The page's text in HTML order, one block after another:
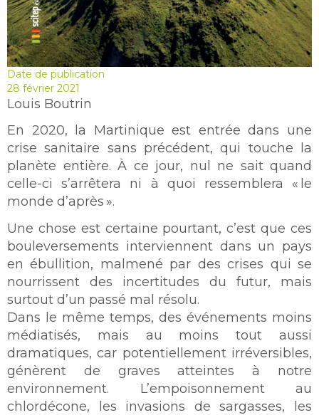
Date de publication
28 février 2021
Louis Boutrin
En 2020, la Martinique est entrée dans une
crise sanitaire sans précédent, qui touche la
planète entière. À ce jour, nul ne sait quand
celle-ci s’arrêtera ni à quoi ressemblera « le
monde d’après ».
Une chose est certaine pourtant, c’est que ces
bouleversements interviennent dans un pays
en ébullition, malmené par des crises qui se
nourrissent des incertitudes du futur, mais
surtout d’un passé mal résolu.
Dans le même temps, des événements moins
médiatisés, mais au moins tout aussi
dramatiques, car potentiellement irréversibles,
génèrent de graves atteintes à notre
environnement. L’empoisonnement au
chlordécone, les invasions de sargasses, les